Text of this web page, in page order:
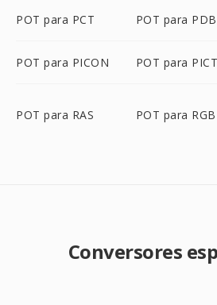
POT para PCT POT para PDB
POT para PICON POT para PICT
POT para RAS POT para RGB
Conversores